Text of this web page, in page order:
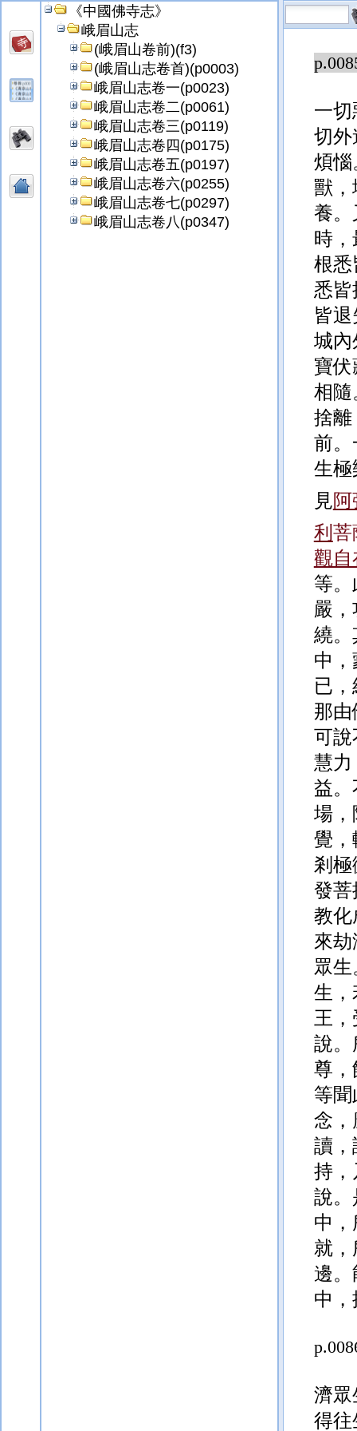
《中國佛寺志》
峨眉山志
(峨眉山卷前)(f3)
(峨眉山志卷首)(p0003)
峨眉山志卷一(p0023)
峨眉山志卷二(p0061)
峨眉山志卷三(p0119)
峨眉山志卷四(p0175)
峨眉山志卷五(p0197)
峨眉山志卷六(p0255)
峨眉山志卷七(p0297)
峨眉山志卷八(p0347)
壞
一
切外
煩惱
獸，
養。
時
根悉
悉皆
皆
城內
寶
相隨
捨離
前。
生極
見
利 菩
觀自
等
嚴，
繞。
中
已
那
可說
慧力
益。
場，
覺，
剎
發菩
教化
來
眾
生，
王
說。
尊，
等聞
念，
讀，
持，
說。
中
就
邊。
中，
濟眾
得往